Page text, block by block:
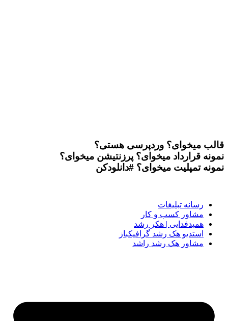
قالب میخوای؟ وردپرسی هستی؟
نمونه قرارداد میخوای؟ پرزنتیشن میخوای؟
نمونه تمپلیت میخوای؟ #دانلودکن
رسانه تبلیغات
مشاور کسب و کار
همیدفدایی | هکر رشد
استدیو هک رشد گرافیکباز
مشاور هک رشد راشد